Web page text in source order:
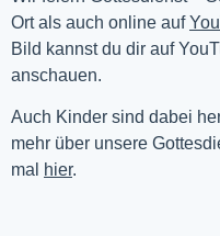
Ort als auch online auf
Bild kannst du dir auf
anschauen.
Auch Kinder sind dabei
mehr über unsere
mal
hier.